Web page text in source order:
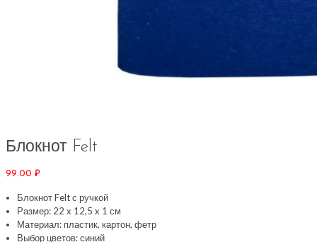
Блокнот Felt
99.00 ₽
Блокнот Felt с ручкой
Размер: 22 х 12,5 x 1 см
Материал: пластик, картон, фетр
Выбор цветов: синий